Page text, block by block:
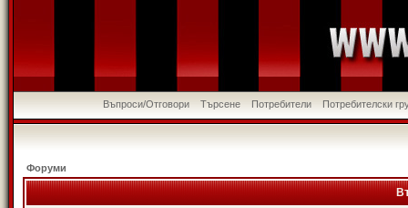
Въпроси/Отговори Търсене Потребители Потребителски
Форуми